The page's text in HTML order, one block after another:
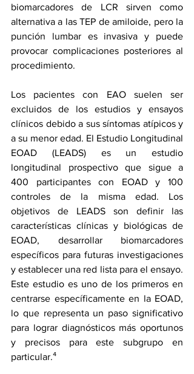
biomarcadores de LCR sirven como
alternativa a las TEP de amiloide, pero la
punción lumbar es invasiva y puede
provocar complicaciones posteriores al
procedimiento.
Los pacientes con EAO suelen ser
excluidos de los estudios y ensayos
clínicos debido a sus síntomas atípicos y
a su menor edad. El Estudio Longitudinal
EOAD (LEADS) es un estudio
longitudinal prospectivo que sigue a
400 participantes con EOAD y 100
controles de la misma edad. Los
objetivos de LEADS son definir las
características clínicas y biológicas de
EOAD, desarrollar biomarcadores
específicos para futuras investigaciones
y establecer una red lista para el ensayo.
Este estudio es uno de los primeros en
centrarse específicamente en la EOAD,
lo que representa un paso significativo
para lograr diagnósticos más oportunos
y precisos para este subgrupo en
particular.⁴